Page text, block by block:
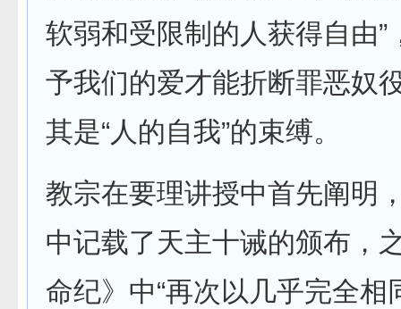
软弱和受限制的人获得自由”
予我们的爱才能折断罪恶奴
其是“人的自我”的束缚。
教宗在要理讲授中首先阐明
中记载了天主十诫的颁布，
命纪》中“再次以几乎完全相